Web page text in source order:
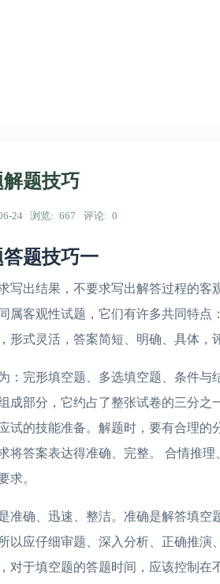
题技巧
24 浏览 667 评论 0
题技巧一
写出结果，不要求写出解答过程的客
属客观性试题，它们有许多共同特点
形式灵活，答案简短、明确、具体，
：完形填空题、多选填空题、条件与
成部分，它约占了整张试卷的三分之
试的技能准备。解题时，要有合理的
将答案表达得准确、完整。 合情推
求。
准确、迅速、整洁。准确是解答填空
以应仔细审题、深入分析、正确推演
对于填空题的答题时间，应该控制在